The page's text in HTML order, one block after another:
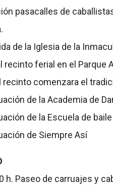
pasacalles de
de la Iglesia de la
recinto ferial en el Parque
recinto comenzara el
de la Academia de
de la Escuela de baile
de Siempre Así
h. Paseo de carruajes y